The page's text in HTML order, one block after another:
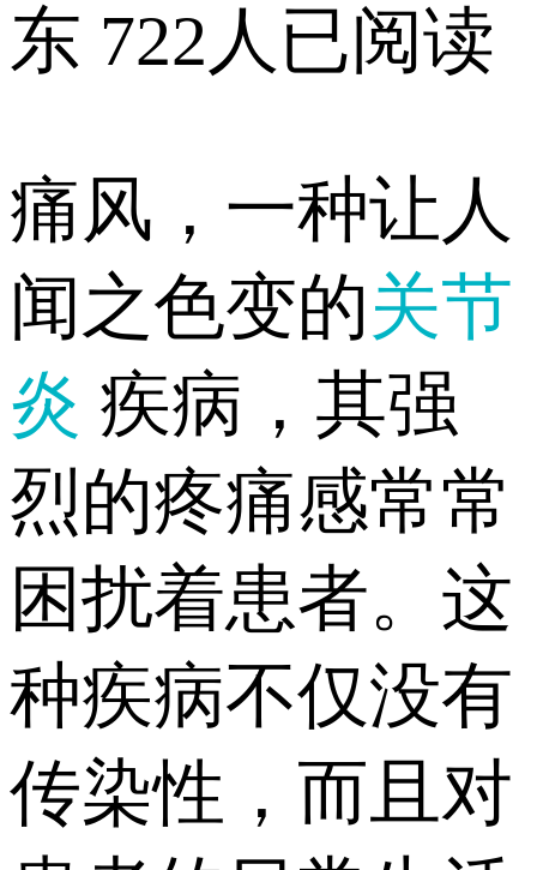
东 722人已阅读
痛风，一种让人
闻之色变的关节
炎 疾病，其强
烈的疼痛感常常
困扰着患者。这
种疾病不仅没有
传染性，而且对